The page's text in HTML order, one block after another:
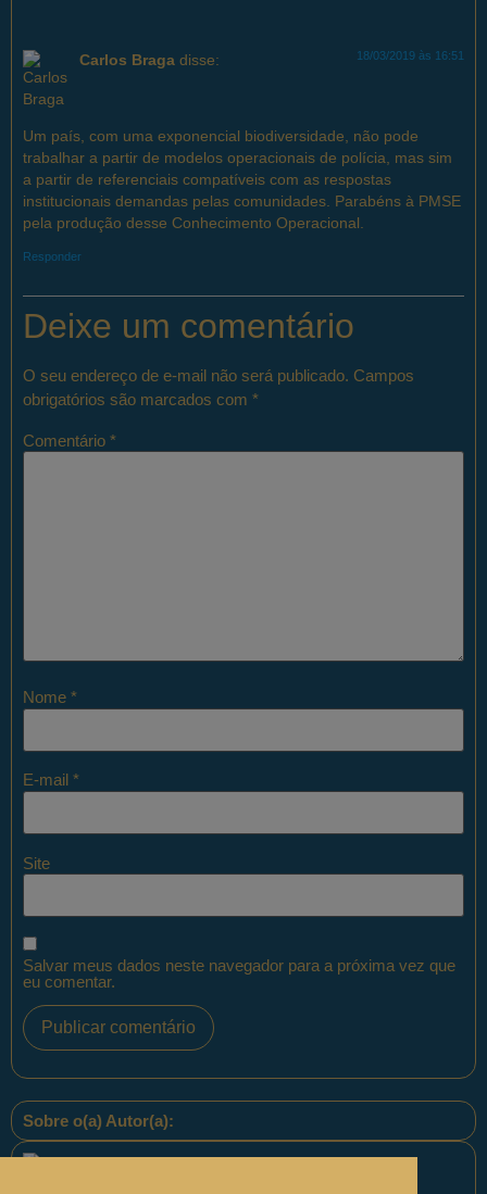
Carlos Braga disse: 18/03/2019 às 16:51
Um país, com uma exponencial biodiversidade, não pode
trabalhar a partir de modelos operacionais de polícia, mas sim
a partir de referenciais compatíveis com as respostas
institucionais demandas pelas comunidades. Parabéns à PMSE
pela produção desse Conhecimento Operacional.
Responder
Deixe um comentário
O seu endereço de e-mail não será publicado. Campos
obrigatórios são marcados com *
Comentário *
Nome *
E-mail *
Site
Salvar meus dados neste navegador para a próxima vez que
eu comentar.
Sobre o(a) Autor(a):